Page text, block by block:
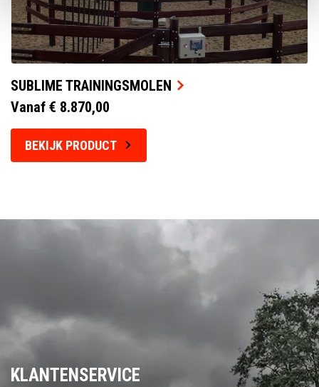
SUBLIME TRAININGSMOLEN
Vanaf € 8.870,00
BEKIJK PRODUCT
KLANTENSERVICE